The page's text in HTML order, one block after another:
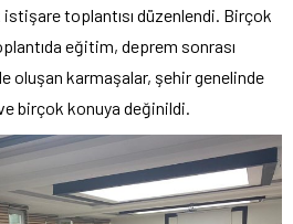
istişare toplantısı düzenlendi. Birçok
eğitim, deprem sonrası
oluşan karmaşalar, şehir genelinde
birçok konuya değinildi.